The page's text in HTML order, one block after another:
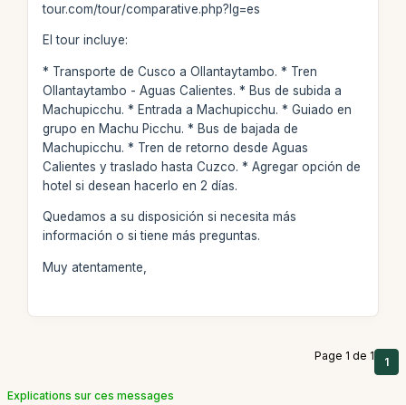
tour.com/tour/comparative.php?lg=es
El tour incluye:
* Transporte de Cusco a Ollantaytambo. * Tren
Ollantaytambo - Aguas Calientes. * Bus de subida a
Machupicchu. * Entrada a Machupicchu. * Guiado en
grupo en Machu Picchu. * Bus de bajada de
Machupicchu. * Tren de retorno desde Aguas
Calientes y traslado hasta Cuzco. * Agregar opción de
hotel si desean hacerlo en 2 días.
Quedamos a su disposición si necesita más
información o si tiene más preguntas.
Muy atentamente,
Page 1 de 1 1
Explications sur ces messages